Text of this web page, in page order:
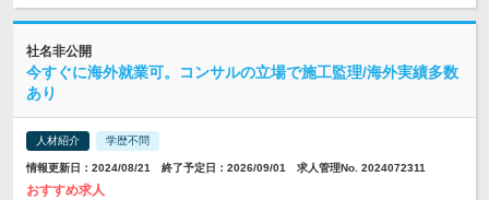
社名非公開
今すぐに海外就業可。コンサルの立場で施工監理/海外実績多数
あり
人材紹介 学歴不問
情報更新日：2024/08/21 終了予定日：2026/09/01 求人管理No. 2024072311
おすすめ求人